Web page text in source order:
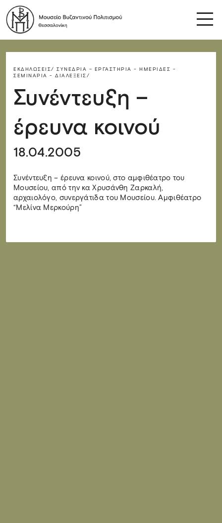
ΕΚΔΗΛΏΣΕΙΣ/ ΣΥΝΈΔΡΙΑ – ΕΡΓΑΣΤΉΡΙΑ - ΗΜΕΡΊΔΕΣ -
ΣΕΜΙΝΆΡΙΑ - ΔΙΑΛΈΞΕΙΣ/
Συνέντευξη –
έρευνα κοινού
18.04.2005
Συνέντευξη – έρευνα κοινού, στο αμφιθέατρο του
Μουσείου, από την κα Χρυσάνθη Ζαρκαλή,
αρχαιολόγο, συνεργάτιδα του Μουσείου. Αμφιθέατρο
“Μελίνα Μερκούρη”